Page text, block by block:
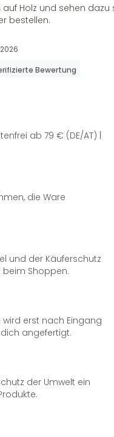
auf Holz und sehen
bestellen.
Bewertung
ab 79 € (DE/AT) |
die Ware
und der Käuferschutz
beim Shoppen.
wird erst nach Eingang
angefertigt.
der Umwelt ein